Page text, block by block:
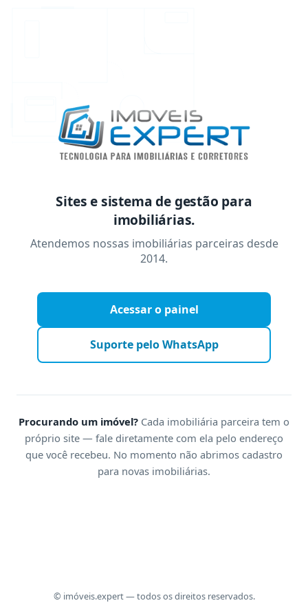
Sites e sistema de gestão para
imobiliárias.
Atendemos nossas imobiliárias parceiras desde
2014.
Acessar o painel
Suporte pelo WhatsApp
Procurando um imóvel? Cada imobiliária parceira tem o
próprio site — fale diretamente com ela pelo endereço
que você recebeu. No momento não abrimos cadastro
para novas imobiliárias.
© imóveis.expert — todos os direitos reservados.